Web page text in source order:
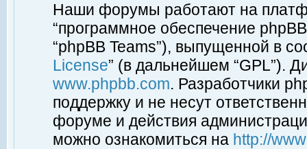
Наши форумы работают на
“программное обеспечение
“phpBB Teams”), выпущенной в
License” (в дальнейшем “GPL”).
www.phpbb.com. Разработчики
поддержку и не несут
форуме и действия
можно ознакомиться на http://